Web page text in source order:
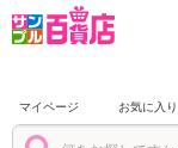
マイページ お気に入り